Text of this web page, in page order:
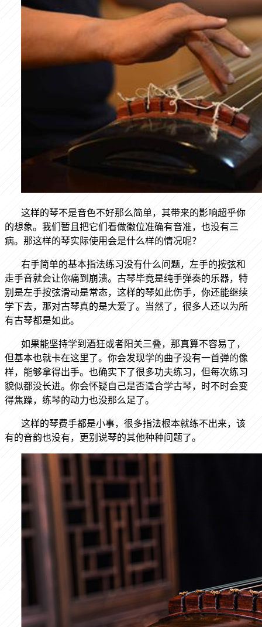
这样的琴不是音色不好那么简单，其带来的影响超乎你
的想象。我们暂且把它们看做徽位准确有音准，也没有三
病。那这样的琴实际使用会是什么样的情况呢？
右手简单的基本指法练习没有什么问题，左手的按弦和
走手音就会让你痛到崩溃。古琴毕竟是纯手弹奏的乐器，特
别是左手按弦滑动是常态，这样的琴如此伤手，你还能继续
学下去，那对古琴真的是大爱了。当然了，很多人还以为所
有古琴都是如此。
如果能坚持学到酒狂或者阳关三叠，那真算不容易了，
但基本也就卡在这里了。你会发现学的曲子没有一首弹的像
样，能够拿得出手。也确实下了很多功夫练习，但每次练习
貌似都没长进。你会怀疑自己是否适合学古琴，时不时会变
得焦躁，练琴的动力也没那么足了。
这样的琴费手都是小事，很多指法根本就练不出来，该
有的音韵也没有，更别说琴的其他种种问题了。